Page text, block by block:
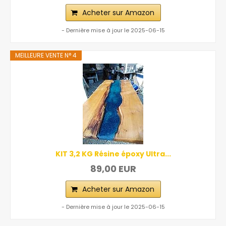
Acheter sur Amazon
- Dernière mise à jour le 2025-06-15
MEILLEURE VENTE N° 4
KIT 3,2 KG Résine époxy Ultra...
89,00 EUR
Acheter sur Amazon
- Dernière mise à jour le 2025-06-15